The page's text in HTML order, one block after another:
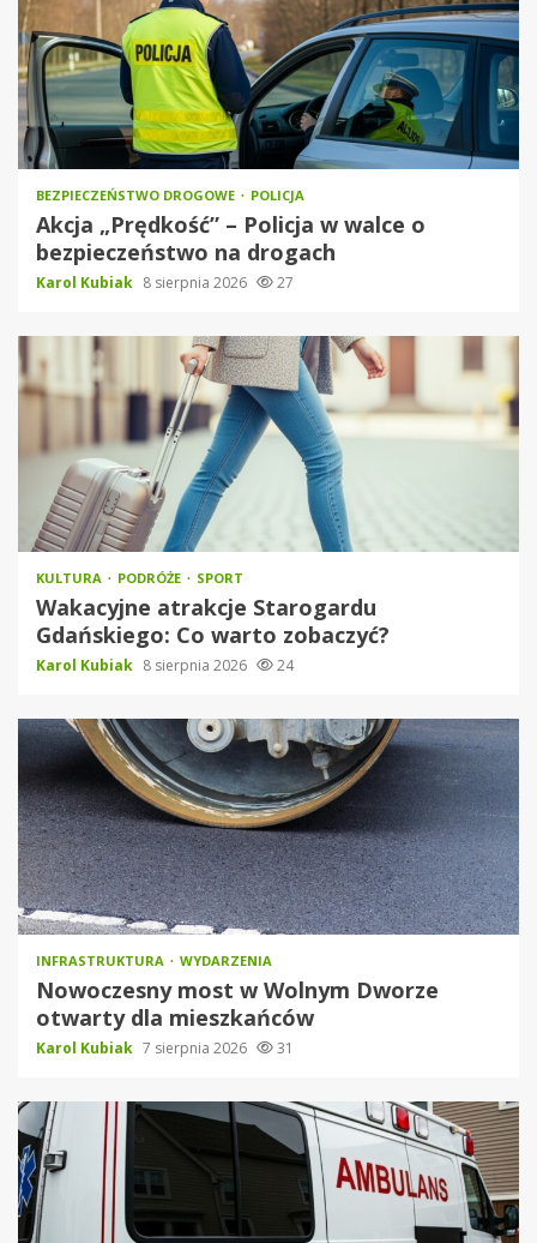
BEZPIECZEŃSTWO DROGOWE POLICJA
Akcja „Prędkość” – Policja w walce o
bezpieczeństwo na drogach
Karol Kubiak 8 sierpnia 2026 27
KULTURA PODRÓŻE SPORT
Wakacyjne atrakcje Starogardu
Gdańskiego: Co warto zobaczyć?
Karol Kubiak 8 sierpnia 2026 24
INFRASTRUKTURA WYDARZENIA
Nowoczesny most w Wolnym Dworze
otwarty dla mieszkańców
Karol Kubiak 7 sierpnia 2026 31